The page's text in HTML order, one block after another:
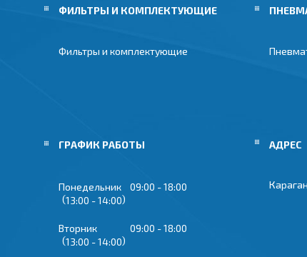
ФИЛЬТРЫ И КОМПЛЕКТУЮЩИЕ
Фильтры и комплектующие
ГРАФИК РАБОТЫ
Понедельник 09:00
18:00
13:00
14:00
Вторник 09:00
18:00
13:00
14:00